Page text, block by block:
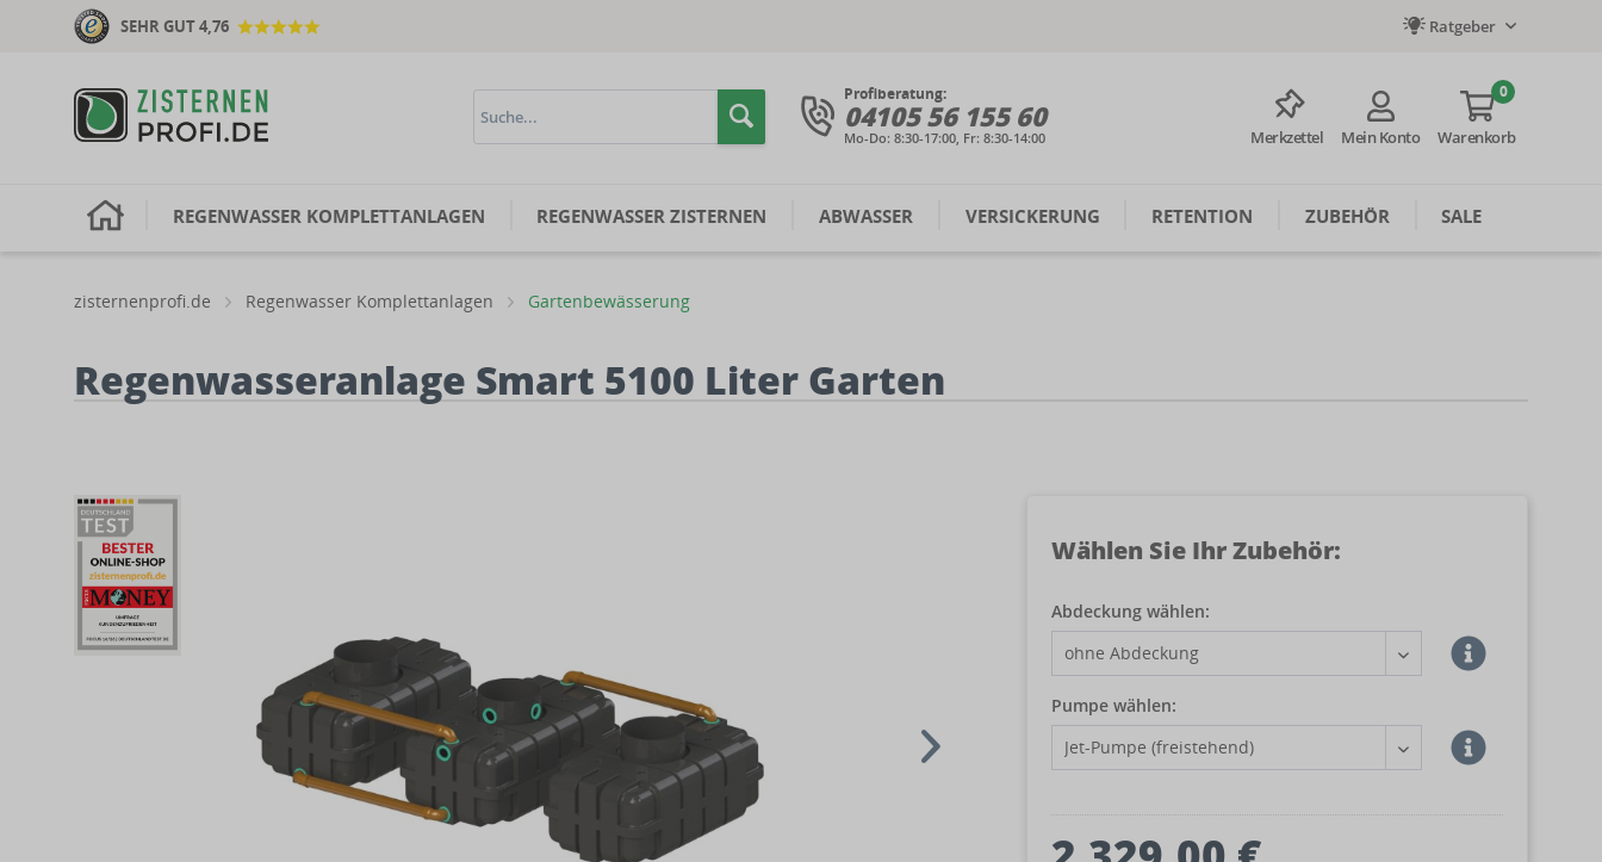
SEHR GUT 4,76 Ratgeber
Profiberatung:
04105 56 155 60
Mo-Do: 8:30-17:00, Fr: 8:30-14:00 Merkzettel Mein Konto
0
Warenkorb
H REGENWASSER KOMPLETTANLAGEN REGENWASSER ZISTERNEN ABWASSER VERSICKERUNG RETENTION ZUBEHÖR SALE
zisternenprofi.de Regenwasser Komplettanlagen Gartenbewässerung
Regenwasseranlage Smart 5100 Liter Garten
Wählen Sie Ihr Zubehör:
Abdeckung wählen:
Pumpe wählen: